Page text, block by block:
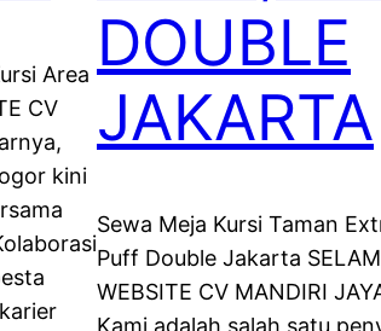
Area
CV
kini
DOUBLE
JAKARTA
Sewa Meja Kursi Taman
Puff Double Jakarta
WEBSITE CV MANDIRI
Kami adalah salah satu